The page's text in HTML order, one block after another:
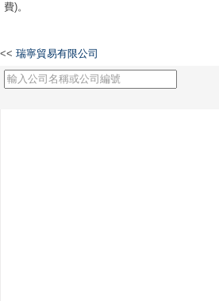
費)。
<< 瑞寧貿易有限公司